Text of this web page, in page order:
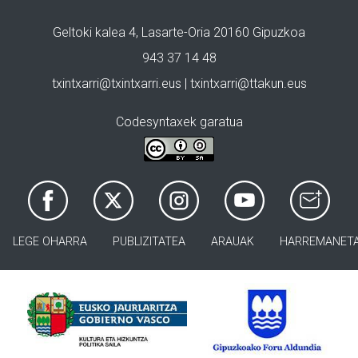
Geltoki kalea 4, Lasarte-Oria 20160 Gipuzkoa
943 37 14 48
txintxarri@txintxarri.eus | txintxarri@ttakun.eus
Codesyntaxek garatua
LEGE OHARRA PUBLIZITATEA ARAUAK